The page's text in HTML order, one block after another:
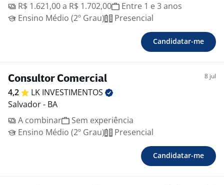
R$ 1.621,00 a R$ 1.702,00
Entre 1 e 3 anos
Ensino Médio (2º Grau)
Presencial
Candidatar-me
Consultor Comercial 8 jul
4,2 LK INVESTIMENTOS
Salvador - BA
A combinar
Sem experiência
Ensino Médio (2º Grau)
Presencial
Candidatar-me